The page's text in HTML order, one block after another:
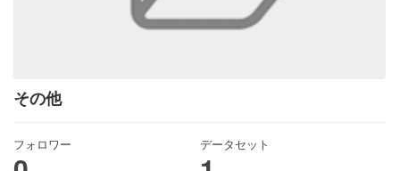
その他
フォロワー データセット